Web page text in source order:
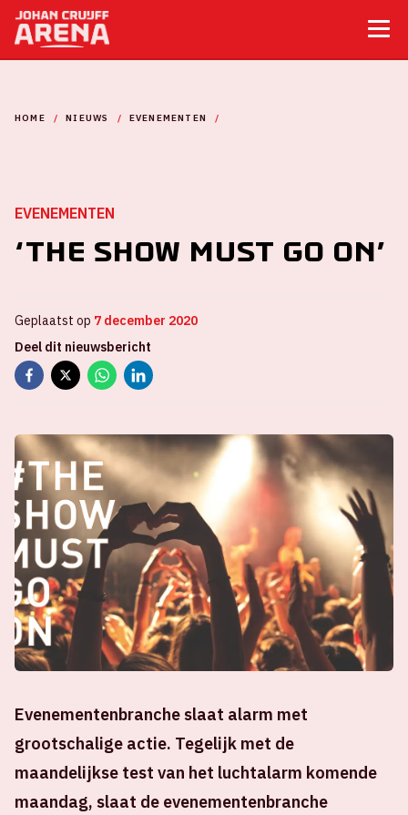
HOME NIEUWS EVENEMENTEN
EVENEMENTEN
‘The show must go on’
Geplaatst op 7 december 2020
Deel dit nieuwsbericht
Evenementenbranche slaat alarm met
grootschalige actie. Tegelijk met de
maandelijkse test van het luchtalarm komende
maandag, slaat de evenementenbranche